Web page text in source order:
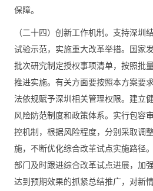
保障。
（二十四）创新工作机制。支持深圳
试验示范，实施重大改革举措。国家
批次研究制定授权事项清单，按照批
推进实施。有关方面要按照本方案要
法依规赋予深圳相关管理权限。建立
风险防范制度和政策体系。实行包容
控机制，根据风险程度，分别采取调
施，不断优化综合改革试点实施路径
部门及时跟进综合改革试点进展，加
达到预期效果的抓紧总结推广，对新